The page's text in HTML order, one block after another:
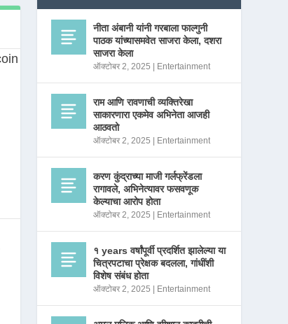
नीता अंबानी यांनी गरबाला फाल्गुनी
पाठक यांच्यासमवेत साजरा केला, दशरा
साजरा केला
ऑक्टोबर 2, 2025 Entertainment
राम आणि रावणाची व्यक्तिरेखा
साकारणारा एकमेव अभिनेता आजही
आठवतो
ऑक्टोबर 2, 2025 Entertainment
करण कुंद्राच्या माजी गर्लफ्रेंडला
रागावले, अभिनेत्यावर फसवणूक
केल्याचा आरोप होता
ऑक्टोबर 2, 2025 Entertainment
१ years वर्षांपूर्वी प्रदर्शित झालेल्या या
चित्रपटाचा प्रेक्षक बदलला, गांधींशी
विशेष संबंध होता
ऑक्टोबर 2, 2025 Entertainment